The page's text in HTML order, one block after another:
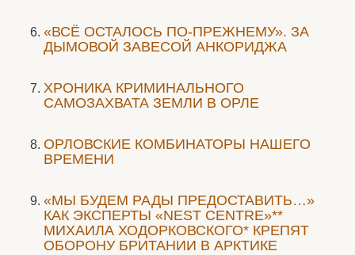
«ВСЁ ОСТАЛОСЬ ПО-ПРЕЖНЕМУ». ЗА
ДЫМОВОЙ ЗАВЕСОЙ АНКОРИДЖА
ХРОНИКА КРИМИНАЛЬНОГО
САМОЗАХВАТА ЗЕМЛИ В ОРЛЕ
ОРЛОВСКИЕ КОМБИНАТОРЫ НАШЕГО
ВРЕМЕНИ
«МЫ БУДЕМ РАДЫ ПРЕДОСТАВИТЬ…»
КАК ЭКСПЕРТЫ «NEST CENTRE»**
МИХАИЛА ХОДОРКОВСКОГО* КРЕПЯТ
ОБОРОНУ БРИТАНИИ В АРКТИКЕ